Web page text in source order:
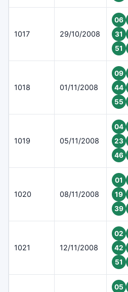
1017 29/10/2008
06
31
51
1018 01/11/2008
09
44
55
1019 05/11/2008
04
23
46
1020 08/11/2008
01
19
39
1021 12/11/2008
02
42
51
05